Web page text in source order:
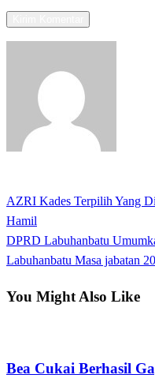
Navigasi
pos
Previous
Post
AZRI Kades Terpilih Yang
Hamil
Next
Post
DPRD Labuhanbatu
Labuhanbatu Masa jabatan
You Might Also Like
Bea Cukai Berhasil